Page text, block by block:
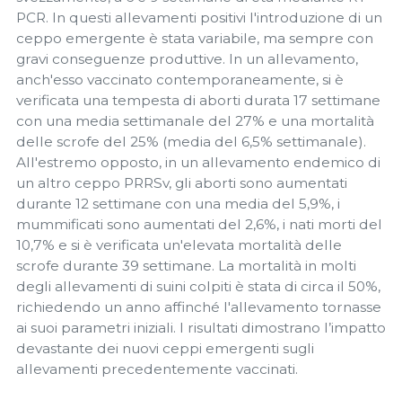
PCR. In questi allevamenti positivi l'introduzione di un
ceppo emergente è stata variabile, ma sempre con
gravi conseguenze produttive. In un allevamento,
anch'esso vaccinato contemporaneamente, si è
verificata una tempesta di aborti durata 17 settimane
con una media settimanale del 27% e una mortalità
delle scrofe del 25% (media del 6,5% settimanale).
All'estremo opposto, in un allevamento endemico di
un altro ceppo PRRSv, gli aborti sono aumentati
durante 12 settimane con una media del 5,9%, i
mummificati sono aumentati del 2,6%, i nati morti del
10,7% e si è verificata un'elevata mortalità delle
scrofe durante 39 settimane. La mortalità in molti
degli allevamenti di suini colpiti è stata di circa il 50%,
richiedendo un anno affinché l'allevamento tornasse
ai suoi parametri iniziali. I risultati dimostrano l’impatto
devastante dei nuovi ceppi emergenti sugli
allevamenti precedentemente vaccinati.